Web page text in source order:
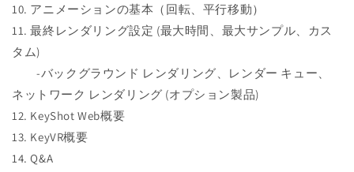
10. アニメーションの基本（回転、平行移動）
11. 最終レンダリング設定 (最大時間、最大サンプル、カス
タム)
-バックグラウンド レンダリング、レンダー キュー、
ネットワーク レンダリング (オプション製品)
12. KeyShot Web概要
13. KeyVR概要
14. Q&A